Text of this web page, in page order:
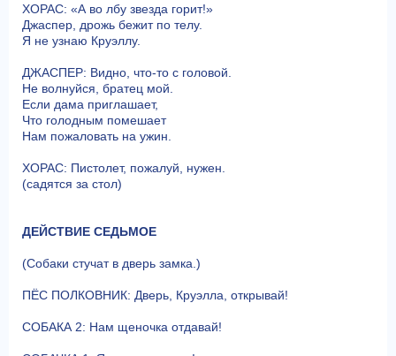
ХОРАС: «А во лбу звезда горит!»
Джаспер, дрожь бежит по телу.
Я не узнаю Круэллу.
ДЖАСПЕР: Видно, что-то с головой.
Не волнуйся, братец мой.
Если дама приглашает,
Что голодным помешает
Нам пожаловать на ужин.
ХОРАС: Пистолет, пожалуй, нужен.
(садятся за стол)
ДЕЙСТВИЕ СЕДЬМОЕ
(Собаки стучат в дверь замка.)
ПЁС ПОЛКОВНИК: Дверь, Круэлла, открывай!
СОБАКА 2: Нам щеночка отдавай!